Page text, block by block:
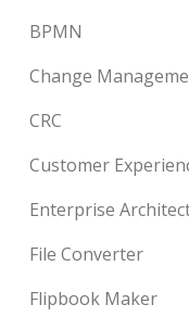
BPMN
Change
CRC
Customer
Enterprise
File Converter
Flipbook Maker